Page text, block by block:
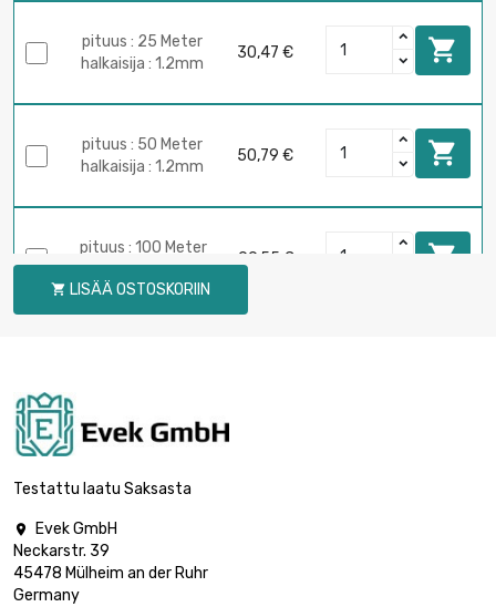
pituus : 25 Meter
halkaisija : 1.2mm
30,47 € 
pituus : 50 Meter
halkaisija : 1.2mm
50,79 € 
pituus : 100 Meter
halkaisija : 1.2mm
99,55 € 
pituus : 2 Meter
halkaisija : 1.6mm
 LISÄÄ OSTOSKORIIN
Testattu laatu Saksasta

Evek GmbH
Neckarstr. 39
45478 Mülheim an der Ruhr
Germany